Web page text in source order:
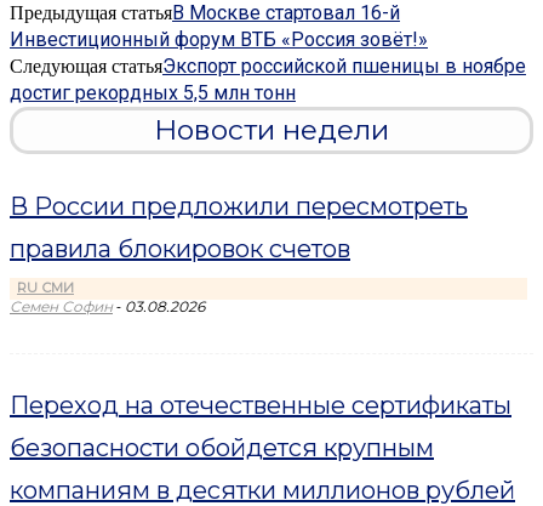
Предыдущая статьяВ Москве стартовал 16-й
Инвестиционный форум ВТБ «Россия зовёт!»
Следующая статьяЭкспорт российской пшеницы в ноябре
достиг рекордных 5,5 млн тонн
Новости недели
В России предложили пересмотреть
правила блокировок счетов
RU СМИ
Семен Софин - 03.08.2026
Переход на отечественные сертификаты
безопасности обойдется крупным
компаниям в десятки миллионов рублей